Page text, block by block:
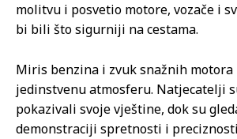
molitvu i posvetio motore, vozače i
bi bili što sigurniji na cestama.
Miris benzina i zvuk snažnih
jedinstvenu atmosferu. Natjecatelji
pokazivali svoje vještine, dok su
demonstraciji spretnosti i